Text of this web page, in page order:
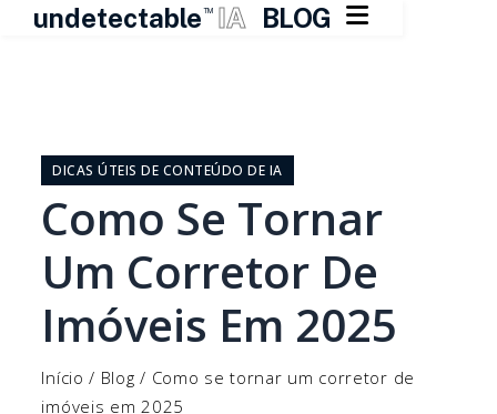
undetectable TM IA BLOG 
conteúdo
DICAS ÚTEIS DE CONTEÚDO DE IA
Como Se Tornar
Um Corretor De
Imóveis Em 2025
Início / Blog / Como se tornar um corretor de
imóveis em 2025